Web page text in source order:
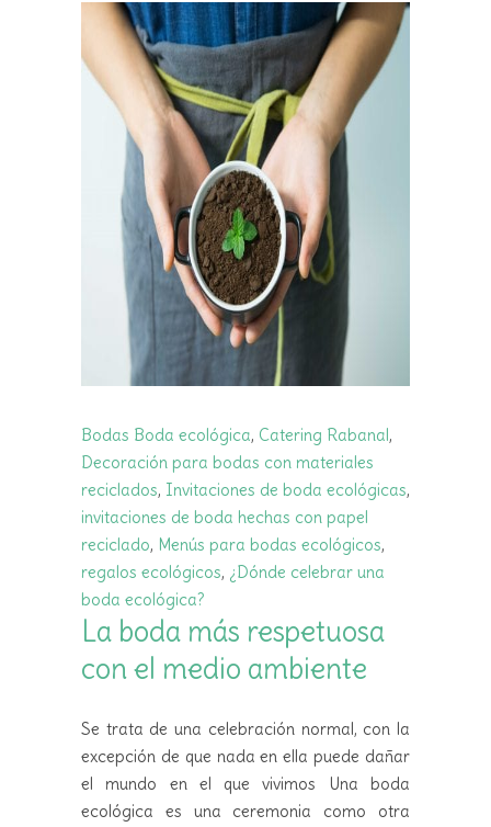
Bodas Boda ecológica, Catering Rabanal,
Decoración para bodas con materiales
reciclados, Invitaciones de boda ecológicas,
invitaciones de boda hechas con papel
reciclado, Menús para bodas ecológicos,
regalos ecológicos, ¿Dónde celebrar una
boda ecológica?
La boda más respetuosa
con el medio ambiente
Se trata de una celebración normal, con la
excepción de que nada en ella puede dañar
el mundo en el que vivimos Una boda
ecológica es una ceremonia como otra